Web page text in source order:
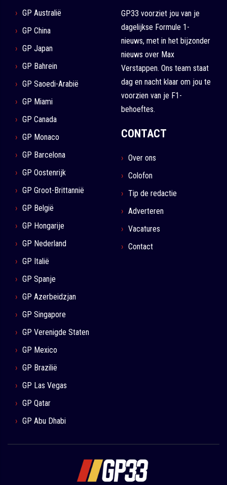
GP Australië
GP China
GP Japan
GP Bahrein
GP Saoedi-Arabië
GP Miami
GP Canada
GP Monaco
GP Barcelona
GP Oostenrijk
GP Groot-Brittannië
GP België
GP Hongarije
GP Nederland
GP Italië
GP Spanje
GP Azerbeidzjan
GP Singapore
GP Verenigde Staten
GP Mexico
GP Brazilië
GP Las Vegas
GP Qatar
GP Abu Dhabi
GP33 voorziet jou van je
dagelijkse Formule 1-
nieuws, met in het bijzonder
nieuws over Max
Verstappen. Ons team staat
dag en nacht klaar om jou te
voorzien van je F1-
behoeftes.
CONTACT
Over ons
Colofon
Tip de redactie
Adverteren
Vacatures
Contact